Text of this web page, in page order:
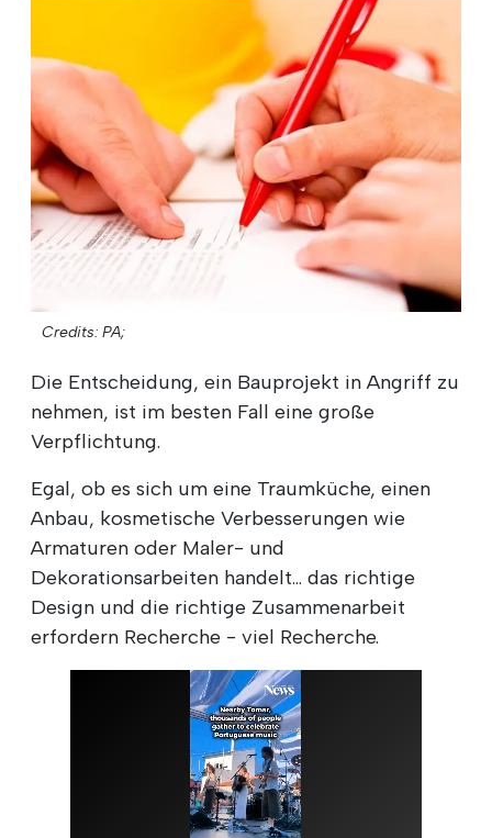
Credits: PA;
Die Entscheidung, ein Bauprojekt in Angriff zu
nehmen, ist im besten Fall eine große
Verpflichtung.
Egal, ob es sich um eine Traumküche, einen
Anbau, kosmetische Verbesserungen wie
Armaturen oder Maler- und
Dekorationsarbeiten handelt... das richtige
Design und die richtige Zusammenarbeit
erfordern Recherche - viel Recherche.